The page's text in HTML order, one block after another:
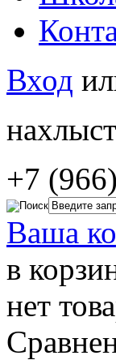
Вход
+7
Ваша
в
нет